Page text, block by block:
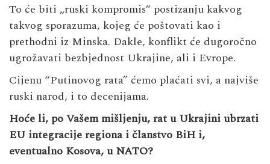
To će biti „ruski kompromis“ postizanju kakvog
takvog sporazuma, kojeg će poštovati kao i
prethodni iz Minska. Dakle, konflikt će dugoročno
ugrožavati bezbjednost Ukrajine, ali i Evrope.
Cijenu “Putinovog rata” ćemo plaćati svi, a najviše
ruski narod, i to decenijama.
Hoće li, po Vašem mišljenju, rat u Ukrajini ubrzati
EU integracije regiona i članstvo BiH i,
eventualno Kosova, u NATO?